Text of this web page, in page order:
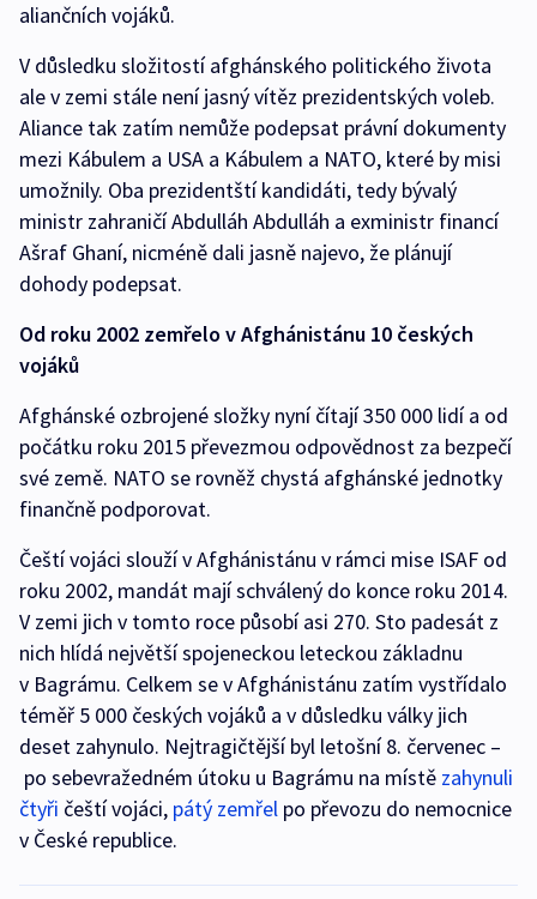
aliančních vojáků.
V důsledku složitostí afghánského politického života
ale v zemi stále není jasný vítěz prezidentských voleb.
Aliance tak zatím nemůže podepsat právní dokumenty
mezi Kábulem a USA a Kábulem a NATO, které by misi
umožnily. Oba prezidentští kandidáti, tedy bývalý
ministr zahraničí Abdulláh Abdulláh a exministr financí
Ašraf Ghaní, nicméně dali jasně najevo, že plánují
dohody podepsat.
Od roku 2002 zemřelo v Afghánistánu 10 českých
vojáků
Afghánské ozbrojené složky nyní čítají 350 000 lidí a od
počátku roku 2015 převezmou odpovědnost za bezpečí
své země. NATO se rovněž chystá afghánské jednotky
finančně podporovat.
Čeští vojáci slouží v Afghánistánu v rámci mise ISAF od
roku 2002, mandát mají schválený do konce roku 2014.
V zemi jich v tomto roce působí asi 270. Sto padesát z
nich hlídá největší spojeneckou leteckou základnu
v Bagrámu. Celkem se v Afghánistánu zatím vystřídalo
téměř 5 000 českých vojáků a v důsledku války jich
deset zahynulo. Nejtragičtější byl letošní 8. červenec –
po sebevražedném útoku u Bagrámu na místě zahynuli
čtyři čeští vojáci, pátý zemřel po převozu do nemocnice
v České republice.